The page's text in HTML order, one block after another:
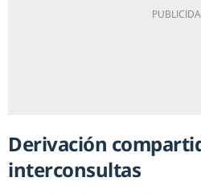
Derivación
interconsultas